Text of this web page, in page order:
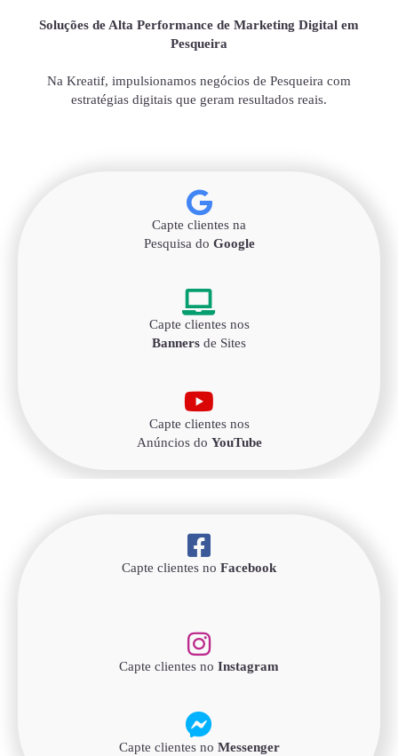
Soluções de Alta Performance de Marketing Digital em
Pesqueira
Na Kreatif, impulsionamos negócios de Pesqueira com
estratégias digitais que geram resultados reais.
Capte clientes na
Pesquisa do Google
Capte clientes nos
Banners de Sites
Capte clientes nos
Anúncios do YouTube
Capte clientes no Facebook
Capte clientes no Instagram
Capte clientes no Messenger